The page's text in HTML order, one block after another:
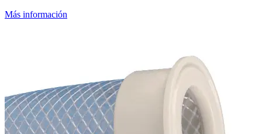
Más información